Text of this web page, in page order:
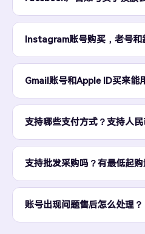
Instagram账号购买，老号和
Gmail账号和Apple ID买来能
支持哪些支付方式？支持人民
支持批发采购吗？有最低起购
账号出现问题售后怎么处理？